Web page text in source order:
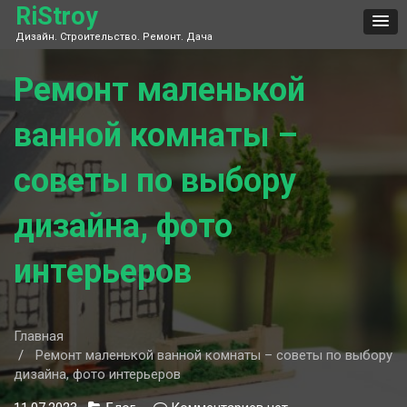
Skip
content
RiStroy
Дизайн. Строительство. Ремонт. Дача
Ремонт маленькой
ванной комнаты –
советы по выбору
дизайна, фото
интерьеров
Главная
Ремонт маленькой ванной комнаты – советы по выбору
дизайна, фото интерьеров